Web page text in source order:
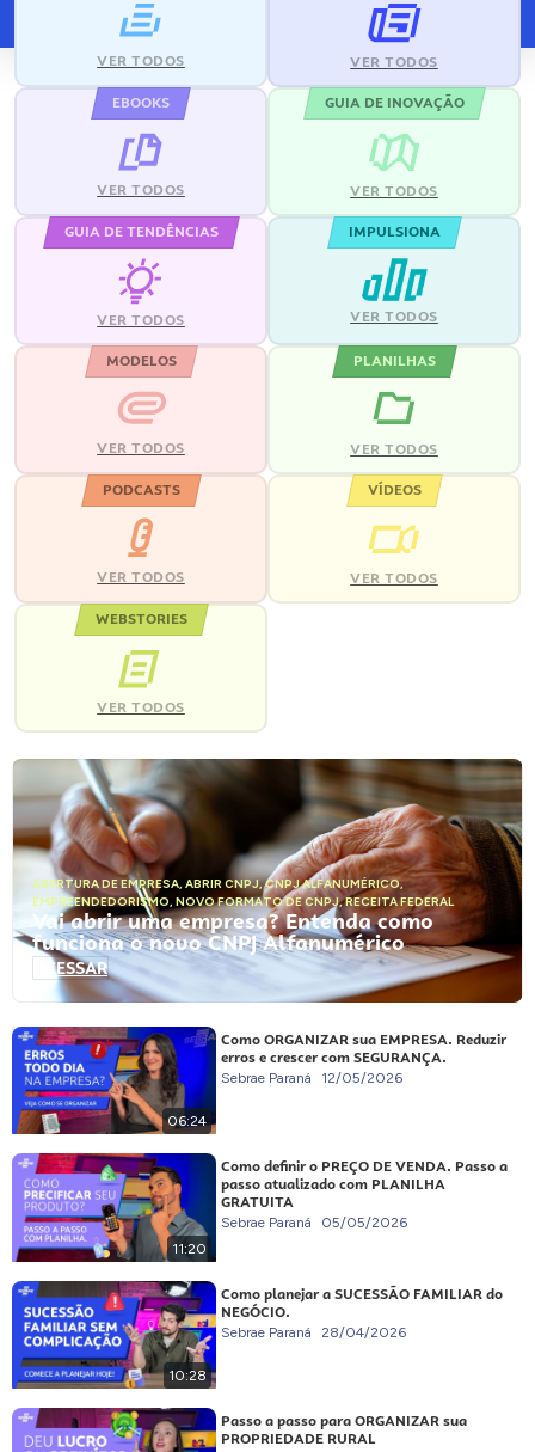
VER TODOS VER TODOS
EBOOKS
VER TODOS
GUIA DE INOVAÇÃO
VER TODOS
GUIA DE TENDÊNCIAS
VER TODOS
IMPULSIONA
VER TODOS
MODELOS
VER TODOS
PLANILHAS
VER TODOS
PODCASTS
VER TODOS
VÍDEOS
VER TODOS
WEBSTORIES
VER TODOS
ABERTURA DE EMPRESA, ABRIR CNPJ,CNPJ ALFANUMÉRICO,
EMPREENDEDORISMO, NOVO FORMATO DE CNPJ,RECEITA FEDERAL
Vai abrir uma empresa? Entenda como
funciona o novo CNPJ Alfanumérico
ACESSAR
06:24
Como ORGANIZAR sua EMPRESA. Reduzir
erros e crescer com SEGURANÇA.
Sebrae Paraná 12/05/2026
11:20
Como definir o PREÇO DE VENDA. Passo a
passo atualizado com PLANILHA
GRATUITA
Sebrae Paraná 05/05/2026
10:28
Como planejar a SUCESSÃO FAMILIAR do
NEGÓCIO.
Sebrae Paraná 28/04/2026
Passo a passo para ORGANIZAR sua
PROPRIEDADE RURAL